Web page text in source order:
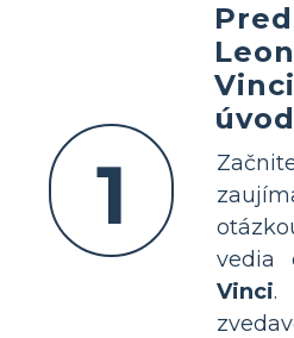
1
vedia
Vinci.